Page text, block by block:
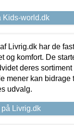
Kids-world.dk
Livrig.dk har de
og komfort. De
deres
mener kan
udvalg.
Livrig.dk